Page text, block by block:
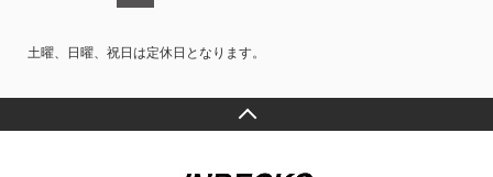
土曜、日曜、祝日は定休日となります。